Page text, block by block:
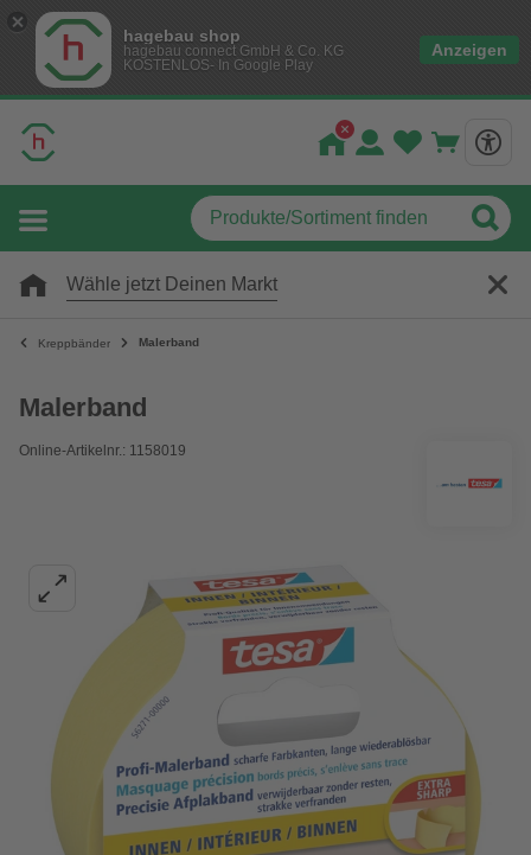
hagebau shop
hagebau connect GmbH & Co. KG
KOSTENLOS- In Google Play
Anzeigen
Wähle jetzt Deinen Markt
Kreppbänder Malerband
Malerband
Online-Artikelnr.: 1158019